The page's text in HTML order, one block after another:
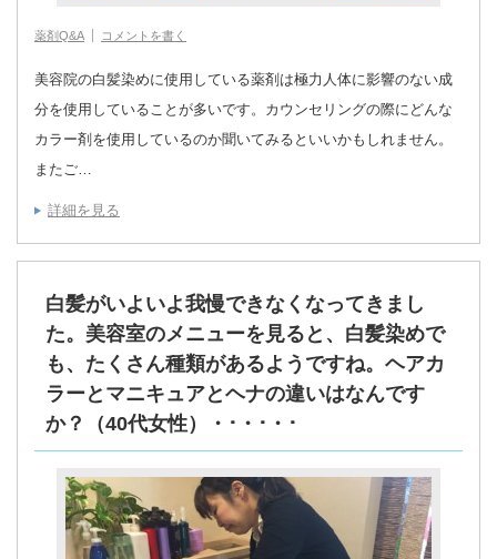
薬剤Q&A コメントを書く
美容院の白髪染めに使用している薬剤は極力人体に影響のない成
分を使用していることが多いです。カウンセリングの際にどんな
カラー剤を使用しているのか聞いてみるといいかもしれません。
またご…
詳細を見る
白髪がいよいよ我慢できなくなってきまし
た。美容室のメニューを見ると、白髪染めで
も、たくさん種類があるようですね。ヘアカ
ラーとマニキュアとヘナの違いはなんです
か？（40代女性）・･・･・･